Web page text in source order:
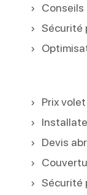
Sécurité
Prix
Devis
Sécurité